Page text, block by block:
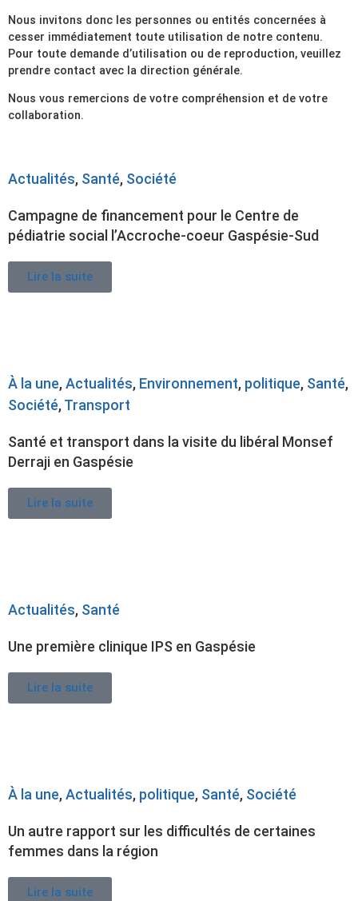
Nous invitons donc les personnes ou entités concernées à
cesser immédiatement toute utilisation de notre contenu.
Pour toute demande d’utilisation ou de reproduction, veuillez
prendre contact avec la direction générale.
Nous vous remercions de votre compréhension et de votre
collaboration.
Actualités, Santé, Société
Campagne de financement pour le Centre de
pédiatrie social l’Accroche-coeur Gaspésie-Sud
Lire la suite
À la une,Actualités, Environnement, politique, Santé,
Société,Transport
Santé et transport dans la visite du libéral Monsef
Derraji en Gaspésie
Lire la suite
Actualités, Santé
Une première clinique IPS en Gaspésie
Lire la suite
À la une,Actualités, politique, Santé, Société
Un autre rapport sur les difficultés de certaines
femmes dans la région
Lire la suite